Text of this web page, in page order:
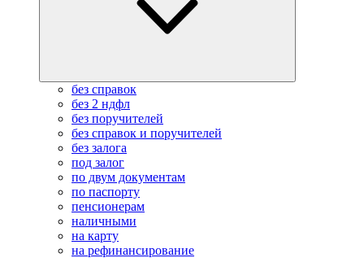
без справок
без 2 ндфл
без поручителей
без справок и поручителей
без залога
под залог
по двум документам
по паспорту
пенсионерам
наличными
на карту
на рефинансирование